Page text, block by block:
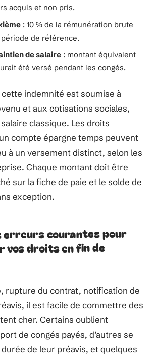
acquis et non pris.
: 10 % de la rémunération brute
de référence.
de salaire : montant équivalent
été versé pendant les congés.
indemnité est soumise à
et aux cotisations sociales,
classique. Les droits
compte épargne temps peuvent
à un versement distinct, selon les
Chaque montant doit être
sur la fiche de paie et le solde de
exception.
courantes pour
vos droits en fin de
rupture du contrat, notification de
il est facile de commettre des
cher. Certains oublient
de congés payés, d’autres se
de leur préavis, et quelques